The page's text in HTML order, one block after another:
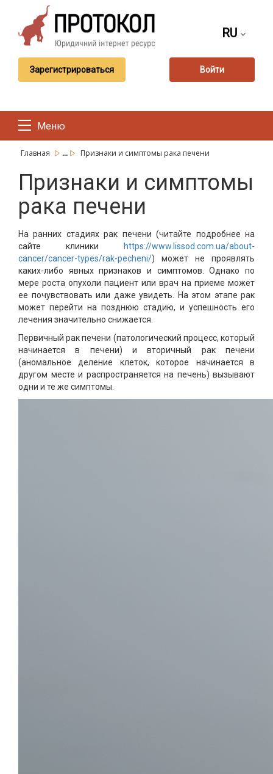
RU
Зарегистрироваться Войти
Меню
Главная ... Признаки и симптомы рака печени
Признаки и симптомы
рака печени
На ранних стадиях рак печени (читайте подробнее на
сайте клиники
https://www.lissod.com.ua/about-
cancer/cancer-types/rak-pecheni/) может не проявлять
каких-либо явных признаков и симптомов. Однако по
мере роста опухоли пациент или врач на приеме может
ее почувствовать или даже увидеть. На этом этапе рак
может перейти на позднюю стадию, и успешность его
лечения значительно снижается.
Первичный рак печени (патологический процесс, который
начинается в печени) и вторичный рак печени
(аномальное деление клеток, которое начинается в
другом месте и распространяется на печень) вызывают
одни и те же симптомы.